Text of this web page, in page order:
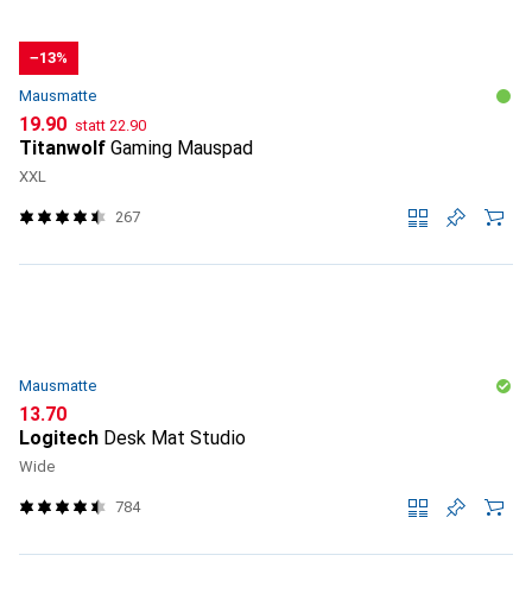
−13%
Mausmatte
CHF
19.90 statt CHF
22.90
Titanwolf Gaming Mauspad
XXL
267
Mausmatte
CHF
13.70
Logitech Desk Mat Studio
Wide
784